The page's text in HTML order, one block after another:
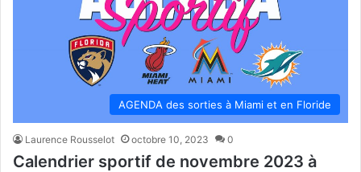
AGENDA des sorties à Miami et en Floride
Laurence Rousselot octobre 10, 2023 0
Calendrier sportif de novembre 2023 à